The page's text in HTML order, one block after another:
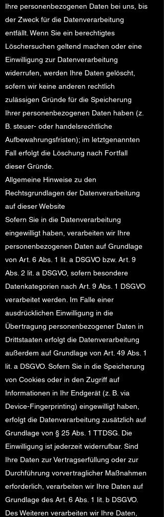
Ihre personenbezogenen Daten bei uns, bis
der Zweck für die Datenverarbeitung
entfällt. Wenn Sie ein berechtigtes
Löschersuchen geltend machen oder eine
Einwilligung zur Datenverarbeitung
widerrufen, werden Ihre Daten gelöscht,
sofern wir keine anderen rechtlich
zulässigen Gründe für die Speicherung
Ihrer personenbezogenen Daten haben (z.
B. steuer- oder handelsrechtliche
Aufbewahrungsfristen); im letztgenannten
Fall erfolgt die Löschung nach Fortfall
dieser Gründe.
Allgemeine Hinweise zu den
Rechtsgrundlagen der Datenverarbeitung
auf dieser Website
Sofern Sie in die Datenverarbeitung
eingewilligt haben, verarbeiten wir Ihre
personenbezogenen Daten auf Grundlage
von Art. 6 Abs. 1 lit. a DSGVO bzw. Art. 9
Abs. 2 lit. a DSGVO, sofern besondere
Datenkategorien nach Art. 9 Abs. 1 DSGVO
verarbeitet werden. Im Falle einer
ausdrücklichen Einwilligung in die
Übertragung personenbezogener Daten in
Drittstaaten erfolgt die Datenverarbeitung
außerdem auf Grundlage von Art. 49 Abs. 1
lit. a DSGVO. Sofern Sie in die Speicherung
von Cookies oder in den Zugriff auf
Informationen in Ihr Endgerät (z. B. via
Device-Fingerprinting) eingewilligt haben,
erfolgt die Datenverarbeitung zusätzlich auf
Grundlage von § 25 Abs. 1 TTDSG. Die
Einwilligung ist jederzeit widerrufbar. Sind
Ihre Daten zur Vertragserfüllung oder zur
Durchführung vorvertraglicher Maßnahmen
erforderlich, verarbeiten wir Ihre Daten auf
Grundlage des Art. 6 Abs. 1 lit. b DSGVO.
Des Weiteren verarbeiten wir Ihre Daten,